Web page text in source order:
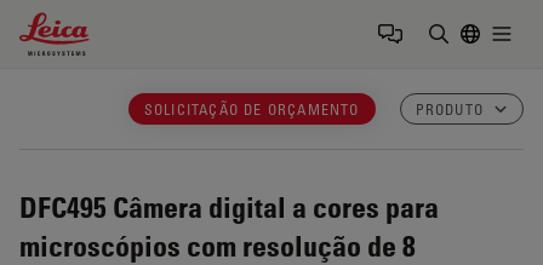
Leica Microsystems Logo
SOLICITAÇÃO DE ORÇAMENTO PRODUTO
DFC495 Câmera digital a cores para
microscópios com resolução de 8